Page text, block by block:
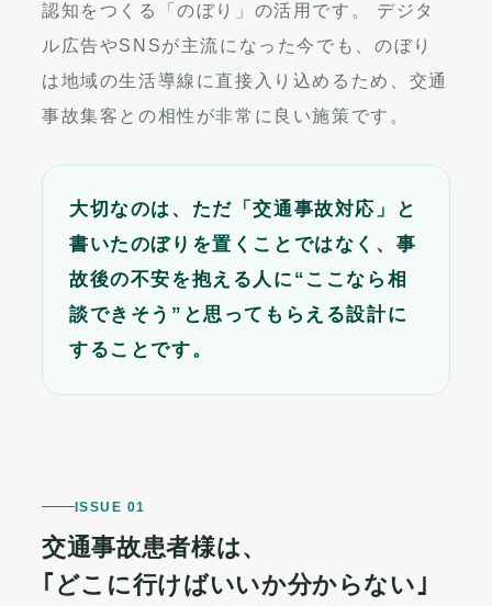
認知をつくる「のぼり」の活用です。 デジタ
ル広告やSNSが主流になった今でも、のぼり
は地域の生活導線に直接入り込めるため、交通
事故集客との相性が非常に良い施策です。
大切なのは、ただ「交通事故対応」と
書いたのぼりを置くことではなく、事
故後の不安を抱える人に“ここなら相
談できそう”と思ってもらえる設計に
することです。
ISSUE 01
交通事故患者様は、
｢どこに行けばいいか分からない｣